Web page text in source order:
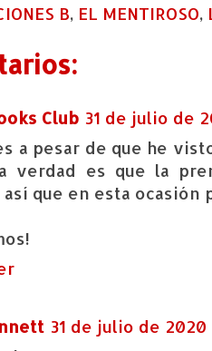
B, EL MENTIROSO,
Club 31 de julio de
a pesar de que he
verdad es que la
que en esta ocasión
31 de julio de 2020